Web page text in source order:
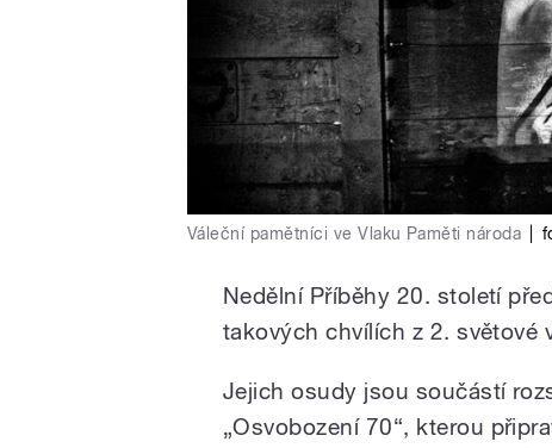
Váleční pamětníci ve Vlaku Paměti národa
Nedělní Příběhy 20. století
takových chvílích z 2. světové
Jejich osudy jsou součástí
„Osvobození 70“, kterou